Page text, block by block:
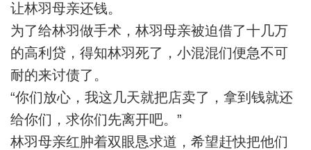
让林羽母亲还钱。
为了给林羽做手术，林羽母亲被迫借了十几万
的高利贷，得知林羽死了，小混混们便急不可
耐的来讨债了。
“你们放心，我这几天就把店卖了，拿到钱就还
给你们，求你们先离开吧。”
林羽母亲红肿着双眼恳求道，希望赶快把他们